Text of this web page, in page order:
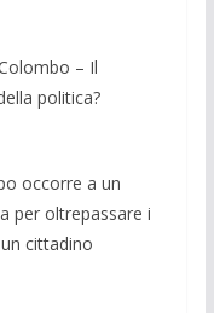
– Il
politica?
occorre a un
per oltrepassare i
cittadino